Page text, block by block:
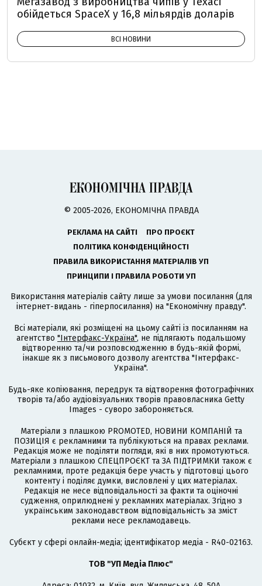
обійдеться SpaceX у 16,8 мільярдів доларів
ВСІ НОВИНИ
© 2005-2026, ЕКОНОМІЧНА ПРАВДА
РЕКЛАМА НА САЙТІ
ПРО ПРОЄКТ
ПОЛІТИКА КОНФІДЕНЦІЙНОСТІ
ПРАВИЛА ВИКОРИСТАННЯ МАТЕРІАЛІВ УП
ПРИНЦИПИ І ПРАВИЛА РОБОТИ УП
Використання матеріалів сайту лише за умови посилання (для
інтернет-видань - гіперпосилання) на "Економічну правду".
Всі матеріали, які розміщені на цьому сайті із посиланням на
агентство "Інтерфакс-Україна", не підлягають подальшому
відтворенню та/чи розповсюдженню в будь-якій формі,
інакше як з письмового дозволу агентства "Інтерфакс-
Україна".
Будь-яке копіювання, передрук та відтворення фотографічних
творів та/або аудіовізуальних творів правовласника Getty
Images - суворо забороняється.
Матеріали з плашкою PROMOTED, НОВИНИ КОМПАНІЙ та
ПОЗИЦІЯ є рекламними та публікуються на правах реклами.
Редакція може не поділяти погляди, які в них промотуються.
Матеріали з плашкою СПЕЦПРОЄКТ та ЗА ПІДТРИМКИ також є
рекламними, проте редакція бере участь у підготовці цього
контенту і поділяє думки, висловлені у цих матеріалах.
Редакція не несе відповідальності за факти та оціночні
судження, оприлюднені у рекламних матеріалах. Згідно з
українським законодавством відповідальність за зміст
реклами несе рекламодавець.
Cубєкт у сфері онлайн-медіа; ідентифікатор медіа - R40-02163.
ТОВ "УП Медіа Плюс"